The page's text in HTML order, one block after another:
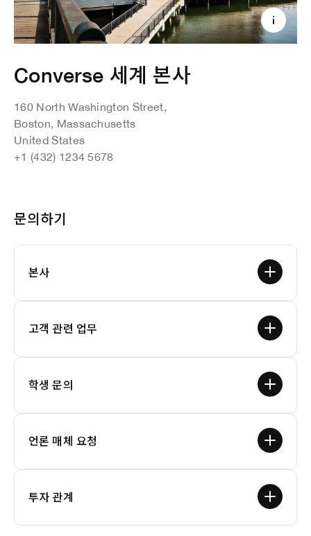
Converse 세계 본사
160 North Washington Street,
Boston, Massachusetts
United States
+1 (432) 1234 5678
문의하기
본사
고객 관련 업무
학생 문의
언론 매체 요청
투자 관계